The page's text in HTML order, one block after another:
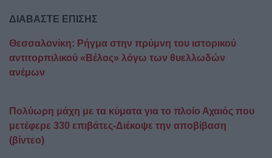
ΔΙΑΒΑΣΤΕ ΕΠΙΣΗΣ
Θεσσαλονίκη: Ρήγμα στην πρύμνη του ιστορικού
αντιτορπιλικού «Βέλος» λόγω των θυελλωδών
ανέμων
Πολύωρη μάχη με τα κύματα για το πλοίο Αχαιός που
μετέφερε 330 επιβάτες-Διέκοψε την αποβίβαση
(βίντεο)